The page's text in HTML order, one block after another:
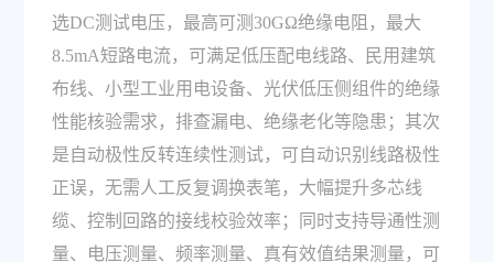
选DC测试电压，最高可测30GΩ绝缘电阻，最大
8.5mA短路电流，可满足低压配电线路、民用建筑
布线、小型工业用电设备、光伏低压侧组件的绝缘
性能核验需求，排查漏电、绝缘老化等隐患；其次
是自动极性反转连续性测试，可自动识别线路极性
正误，无需人工反复调换表笔，大幅提升多芯线
缆、控制回路的接线校验效率；同时支持导通性测
量、电压测量、频率测量、真有效值结果测量，可